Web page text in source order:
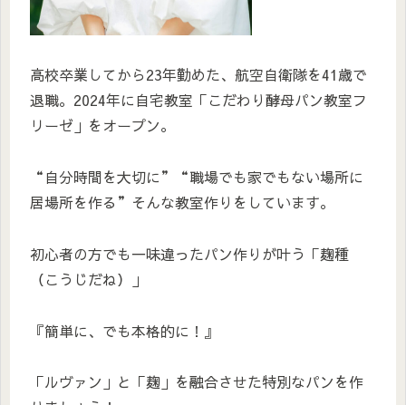
高校卒業してから23年勤めた、航空自衛隊を41歳で
退職。2024年に自宅教室「こだわり酵母パン教室フ
リーゼ」をオープン。
“自分時間を大切に”“職場でも家でもない場所に
居場所を作る”そんな教室作りをしています。
初心者の方でも一味違ったパン作りが叶う「麹種
（こうじだね）」
『簡単に、でも本格的に！』
「ルヴァン」と「麹」を融合させた特別なパンを作